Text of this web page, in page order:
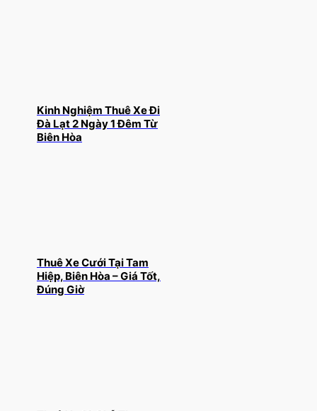
Kinh Nghiệm Thuê Xe Đi
Đà Lạt 2 Ngày 1 Đêm Từ
Biên Hòa
Thuê Xe Cưới Tại Tam
Hiệp, Biên Hòa – Giá Tốt,
Đúng Giờ